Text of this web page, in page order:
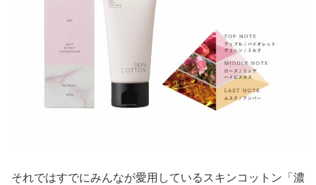
それではすでにみんなが愛用しているスキンコットン「濃